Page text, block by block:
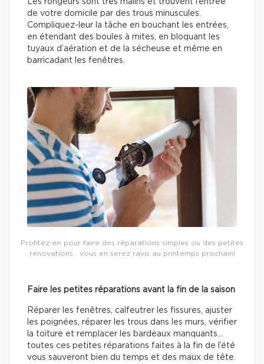
Les rongeurs sont très malins et trouvent l’entrée
de votre domicile par des trous minuscules.
Compliquez-leur la tâche en bouchant les entrées,
en étendant des boules à mites, en bloquant les
tuyaux d’aération et de la sécheuse et même en
barricadant les fenêtres.
Profitez-en pour faire des réparations simples ou des petites
rénovations : vous en serez ravis au printemps prochain!
Faire les petites réparations avant la fin de la saison
Réparer les fenêtres, calfeutrer les fissures, ajuster
les poignées, réparer les trous dans les murs, vérifier
la toiture et remplacer les bardeaux manquants…
toutes ces petites réparations faites à la fin de l’été
vous sauveront bien du temps et des maux de tête.